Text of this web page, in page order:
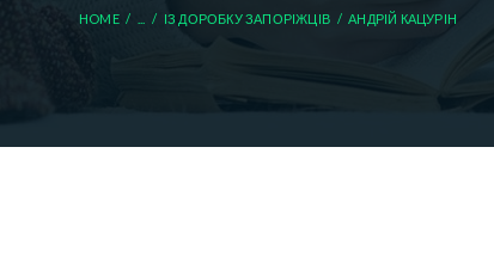
HOME ІЗ ДОРОБКУ ЗАПОРІЖЦІВ АНДРІЙ КАЦУРІН